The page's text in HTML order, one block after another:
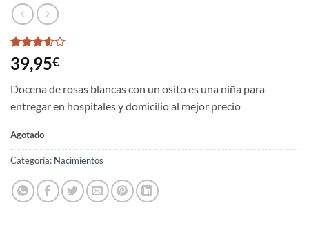
Valorado
3.57
basado
en
7
puntuaciones
clientes
39,95€
Docena de rosas blancas con un osito es una niña para
entregar en hospitales y domicilio al mejor precio
Agotado
Categoría: Nacimientos